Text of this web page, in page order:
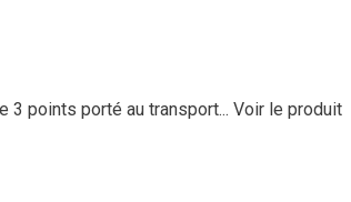
3 points porté au transport... Voir le produit